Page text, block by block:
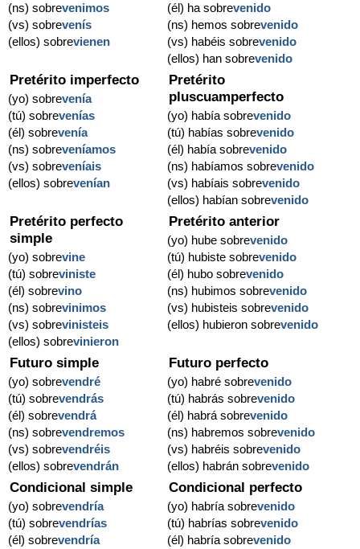
(ns) sobrevenimos
(vs) sobrevenís
(ellos) sobrevienen
(él) ha sobrevenido
(ns) hemos sobrevenido
(vs) habéis sobrevenido
(ellos) han sobrevenido
Pretérito imperfecto
(yo) sobrevenía
(tú) sobrevenías
(él) sobrevenía
(ns) sobreveníamos
(vs) sobreveníais
(ellos) sobrevenían
Pretérito
pluscuamperfecto
(yo) había sobrevenido
(tú) habías sobrevenido
(él) había sobrevenido
(ns) habíamos sobrevenido
(vs) habíais sobrevenido
(ellos) habían sobrevenido
Pretérito perfecto
simple
(yo) sobrevine
(tú) sobreviniste
(él) sobrevino
(ns) sobrevinimos
(vs) sobrevinisteis
(ellos) sobrevinieron
Pretérito anterior
(yo) hube sobrevenido
(tú) hubiste sobrevenido
(él) hubo sobrevenido
(ns) hubimos sobrevenido
(vs) hubisteis sobrevenido
(ellos) hubieron sobrevenido
Futuro simple
(yo) sobrevendré
(tú) sobrevendrás
(él) sobrevendrá
(ns) sobrevendremos
(vs) sobrevendréis
(ellos) sobrevendrán
Futuro perfecto
(yo) habré sobrevenido
(tú) habrás sobrevenido
(él) habrá sobrevenido
(ns) habremos sobrevenido
(vs) habréis sobrevenido
(ellos) habrán sobrevenido
Condicional simple
(yo) sobrevendría
(tú) sobrevendrías
(él) sobrevendría
Condicional perfecto
(yo) habría sobrevenido
(tú) habrías sobrevenido
(él) habría sobrevenido